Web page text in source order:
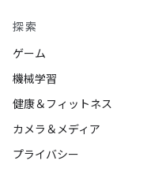
探索
ゲーム
機械学習
健康＆フィットネス
カメラ＆メディア
プライバシー